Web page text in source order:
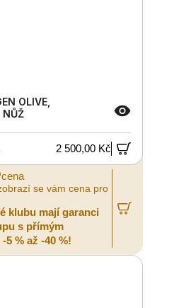
OLIVE,
NŮŽ
2 500,00 Kč
cena
se vám cena pro
klubu mají garanci
s přímým
5 % až -40 %!